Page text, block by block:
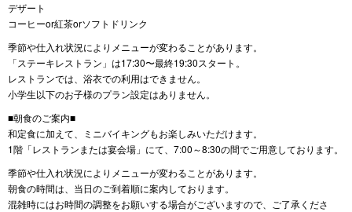
デザート
コーヒーor紅茶orソフトドリンク
季節や仕入れ状況によりメニューが変わることがあります。
「ステーキレストラン」は17:30〜最終19:30スタート。
レストランでは、浴衣での利用はできません。
小学生以下のお子様のプラン設定はありません。
■朝食のご案内■
和定食に加えて、ミニバイキングもお楽しみいただけます。
1階「レストランまたは宴会場」にて、7:00～8:30の間でご用意しております。
季節や仕入れ状況によりメニューが変わることがあります。
朝食の時間は、当日のご到着順に案内しております。
混雑時にはお時間の調整をお願いする場合がございますので、ご了承くださ